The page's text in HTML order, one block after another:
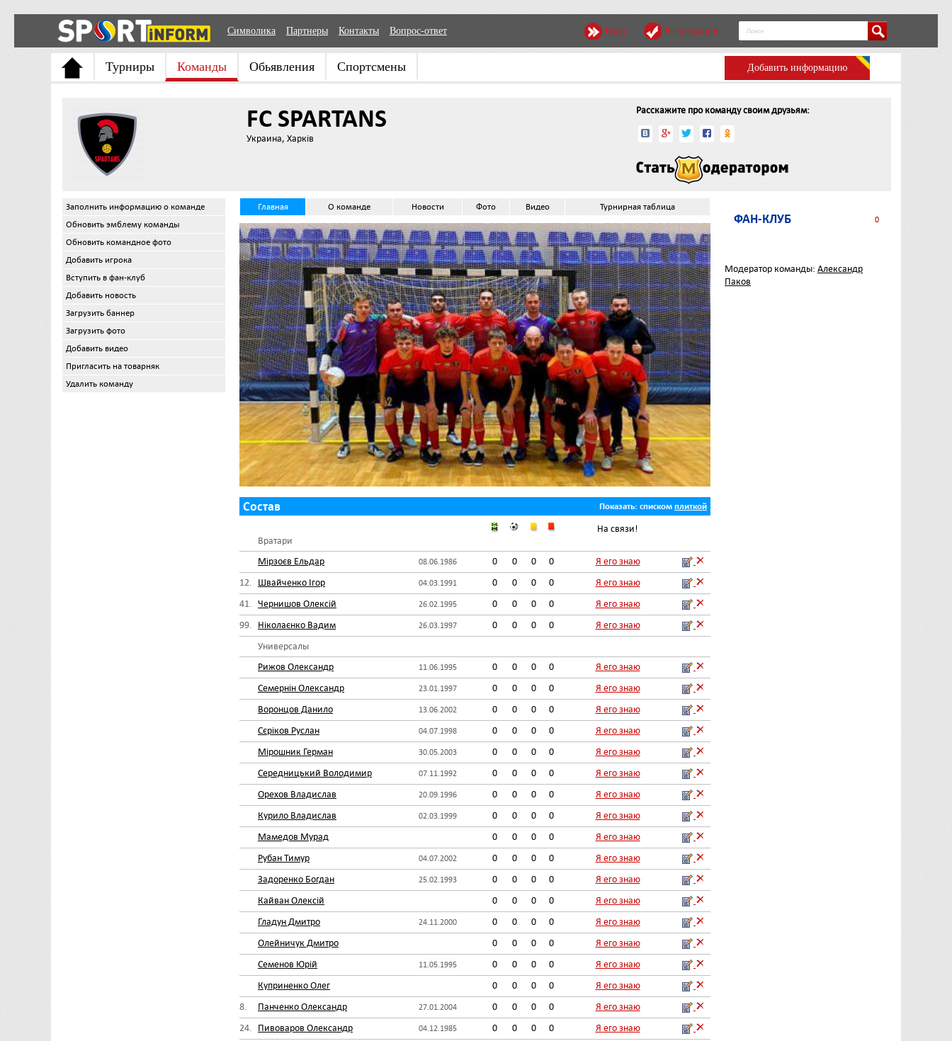
Символика Партнеры Контакты Вопрос-ответ Вход Регистрация
Турниры Команды Обьявления Спортсмены Добавить информацию
FC SPARTANS
Украина, Харків
Расскажите про команду своим друзьям:
Заполнить информацию о команде
Обновить эмблему команды
Обновить командное фото
Добавить игрока
Вступить в фан-клуб
Добавить новость
Загрузить баннер
Загрузить фото
Добавить видео
Пригласить на товарняк
Удалить команду
Главная О команде Новости Фото Видео Турнирная таблица
Состав Показать: списком плиткой
На связи!
Вратари
Мірзоєв Ельдар
08.06.1986 0 0 0 0
Я его знаю
12.
Швайченко Ігор 04.03.1991 0 0 0 0
Я его знаю
41. Чернишов Олексій 26.02.1995 0 0 0 0
Я его знаю
99.
Ніколаєнко Вадим 26.03.1997 0 0 0 0
Я его знаю
Универсалы
Рижов Олександр
11.06.1995 0 0 0 0
Я его знаю
Семернін Олександр
23.01.1997 0 0 0 0
Я его знаю
Воронцов Данило
13.06.2002 0 0 0 0
Я его знаю
Сєріков Руслан
04.07.1998 0 0 0 0
Я его знаю
Мірошник Герман
30.05.2003 0 0 0 0
Я его знаю
Середницький Володимир
07.11.1992 0 0 0 0
Я его знаю
Орехов Владислав
20.09.1996 0 0 0 0
Я его знаю
Курило Владислав
02.03.1999 0 0 0 0
Я его знаю
Мамедов Мурад
0 0 0 0
Я его знаю
Рубан Тимур
04.07.2002 0 0 0 0
Я его знаю
Задоренко Богдан
25.02.1993 0 0 0 0
Я его знаю
Кайван Олексій
0 0 0 0
Я его знаю
Гладун Дмитро
24.11.2000 0 0 0 0
Я его знаю
Олейничук Дмитро
0 0 0 0
Я его знаю
Семенов Юрій
11.05.1995 0 0 0 0
Я его знаю
Куприненко Олег
0 0 0 0
Я его знаю
8.
Панченко Олександр 27.01.2004 0 0 0 0
Я его знаю
24.
Пивоваров Олександр 04.12.1985 0 0 0 0
Я его знаю
ФАН-КЛУБ 0
Модератор команды: Александр
Паков